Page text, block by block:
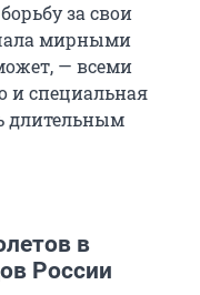
за свои
мирными
— всеми
и специальная
длительным
в
России